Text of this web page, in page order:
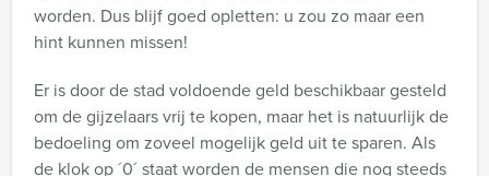
worden. Dus blijf goed opletten: u zou zo maar een
hint kunnen missen!
Er is door de stad voldoende geld beschikbaar gesteld
om de gijzelaars vrij te kopen, maar het is natuurlijk de
bedoeling om zoveel mogelijk geld uit te sparen. Als
de klok op ´0´ staat worden de mensen die nog steeds